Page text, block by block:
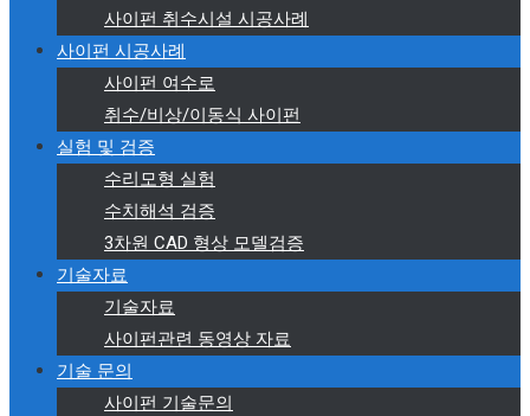
사이펀 취수시설 시공사례
사이펀 시공사례
사이펀 여수로
취수/비상/이동식 사이펀
실험 및 검증
수리모형 실험
수치해석 검증
3차원 CAD 형상 모델검증
기술자료
기술자료
사이펀관련 동영상 자료
기술 문의
사이펀 기술문의